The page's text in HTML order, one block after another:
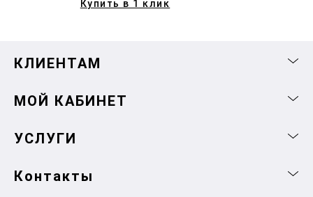
Купить в 1 клик
КЛИЕНТАМ
МОЙ КАБИНЕТ
УСЛУГИ
Контакты